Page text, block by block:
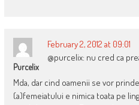
Purcelix
February 2, 2012 at 09:01
@purcelix: nu cred ca
Mda, dar cind oamenii se vor
(a)femeiatului e nimica toata pe